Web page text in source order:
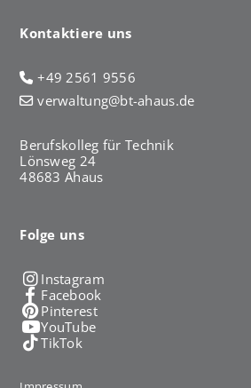
Kontaktiere uns
+49 2561 9556
verwaltung@bt-ahaus.de
Berufskolleg für Technik
Lönsweg 24
48683 Ahaus
Folge uns
Instagram
Facebook
Pinterest
YouTube
TikTok